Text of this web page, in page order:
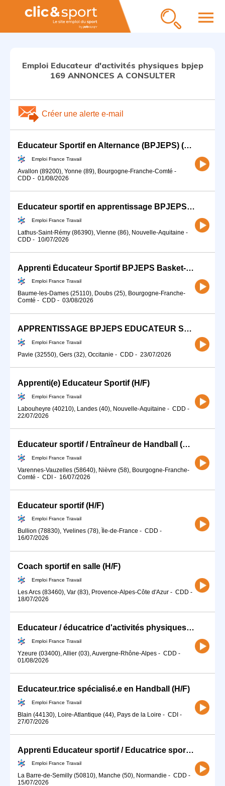
menu
Emploi Educateur d'activités physiques bpjep
169 ANNONCES A CONSULTER
Créer une alerte e-mail
Éducateur Sportif en Alternance (BPJEPS) (H/F)
Emploi France Travail
Avallon (89200), Yonne (89), Bourgogne-Franche-Comté -
CDD - 01/08/2026
Educateur sportif en apprentissage BPJEPS MAPST (H/F)
Emploi France Travail
Lathus-Saint-Rémy (86390), Vienne (86), Nouvelle-Aquitaine -
CDD - 10/07/2026
Apprenti Éducateur Sportif BPJEPS Basket-Ball (H/F)
Emploi France Travail
Baume-les-Dames (25110), Doubs (25), Bourgogne-Franche-
Comté - CDD - 03/08/2026
APPRENTISSAGE BPJEPS EDUCATEUR SPORTIF MENTION RUGBY À XV (H/F)
Emploi France Travail
Pavie (32550), Gers (32), Occitanie - CDD - 23/07/2026
Apprenti(e) Educateur Sportif (H/F)
Emploi France Travail
Labouheyre (40210), Landes (40), Nouvelle-Aquitaine - CDD -
22/07/2026
Éducateur sportif / Entraîneur de Handball (H/F)
Emploi France Travail
Varennes-Vauzelles (58640), Nièvre (58), Bourgogne-Franche-
Comté - CDI - 16/07/2026
Éducateur sportif (H/F)
Emploi France Travail
Bullion (78830), Yvelines (78), Île-de-France - CDD -
16/07/2026
Coach sportif en salle (H/F)
Emploi France Travail
Les Arcs (83460), Var (83), Provence-Alpes-Côte d'Azur - CDD -
18/07/2026
Educateur / éducatrice d'activités physiques (H/F)
Emploi France Travail
Yzeure (03400), Allier (03), Auvergne-Rhône-Alpes - CDD -
01/08/2026
Educateur.trice spécialisé.e en Handball (H/F)
Emploi France Travail
Blain (44130), Loire-Atlantique (44), Pays de la Loire - CDI -
27/07/2026
Apprenti Educateur sportif / Educatrice sportive Football H/F
Emploi France Travail
La Barre-de-Semilly (50810), Manche (50), Normandie - CDD -
15/07/2026